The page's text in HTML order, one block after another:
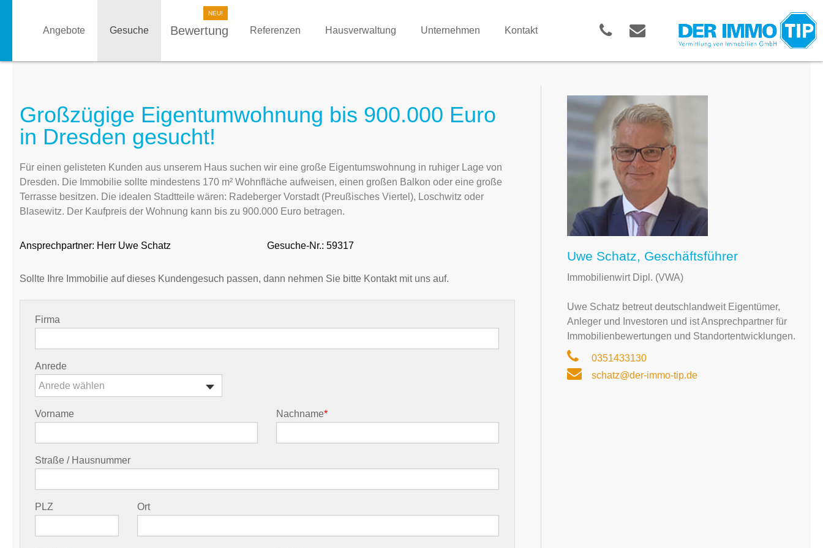
Angebote Gesuche Bewertung Referenzen Hausverwaltung Unternehmen Kontakt
Großzügige Eigentumwohnung bis 900.000 Euro
in Dresden gesucht!
Für einen gelisteten Kunden aus unserem Haus suchen wir eine große Eigentumswohnung in ruhiger Lage von
Dresden. Die Immobilie sollte mindestens 170 m² Wohnfläche aufweisen, einen großen Balkon oder eine große
Terrasse besitzen. Die idealen Stadtteile wären: Radeberger Vorstadt (Preußisches Viertel), Loschwitz oder
Blasewitz. Der Kaufpreis der Wohnung kann bis zu 900.000 Euro betragen.
Ansprechpartner: Herr Uwe Schatz Gesuche-Nr.: 59317
Sollte Ihre Immobilie auf dieses Kundengesuch passen, dann nehmen Sie bitte Kontakt mit uns auf.
Firma
Anrede
Anrede wählen
Vorname Nachname*
Straße / Hausnummer
PLZ Ort
Uwe Schatz, Geschäftsführer
Immobilienwirt Dipl. (VWA)
Uwe Schatz betreut deutschlandweit Eigentümer,
Anleger und Investoren und ist Ansprechpartner für
Immobilienbewertungen und Standortentwicklungen.
0351433130
schatz@der-immo-tip.de